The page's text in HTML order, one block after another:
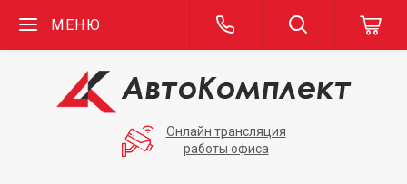
МЕНЮ
Онлайн трансляция
работы офиса